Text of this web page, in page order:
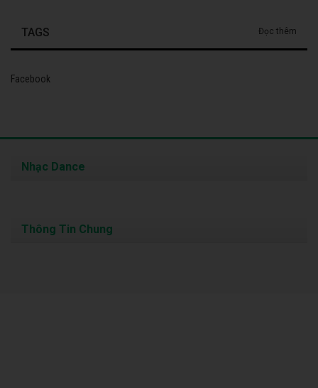
TAGS Đọc thêm
Facebook
Nhạc Dance
Thông Tin Chung